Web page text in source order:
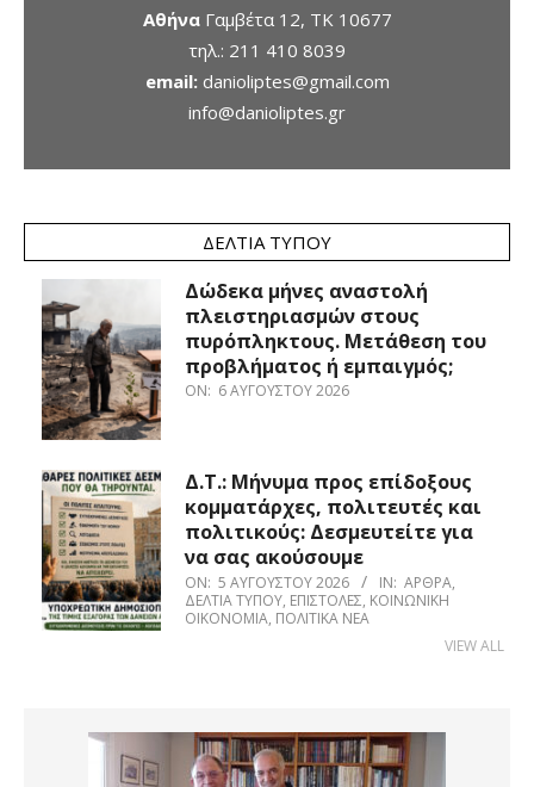
ΑθήναΓαμβέτα 12, ΤΚ 10677
τηλ.: 211 410 8039
email: danioliptes@gmail.com
info@danioliptes.gr
ΔΕΛΤΊΑ ΤΎΠΟΥ
Δώδεκα μήνες αναστολή
πλειστηριασμών στους
πυρόπληκτους. Μετάθεση του
προβλήματος ή εμπαιγμός;
ON: 6 ΑΥΓΟΎΣΤΟΥ 2026
Δ.Τ.: Μήνυμα προς επίδοξους
κομματάρχες, πολιτευτές και
πολιτικούς: Δεσμευτείτε για
να σας ακούσουμε
ON: 5 ΑΥΓΟΎΣΤΟΥ 2026 IN: ΆΡΘΡΑ,
ΔΕΛΤΊΑ ΤΎΠΟΥ, ΕΠΙΣΤΟΛΈΣ, ΚΟΙΝΩΝΙΚΉ
ΟΙΚΟΝΟΜΊΑ, ΠΟΛΙΤΙΚΆ ΝΈΑ
VIEW ALL